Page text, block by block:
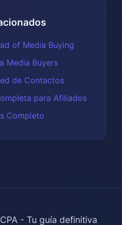
of Media Buying
Media Buyers
de Contactos
para Afiliados
Completo
- Tu guía definitiva